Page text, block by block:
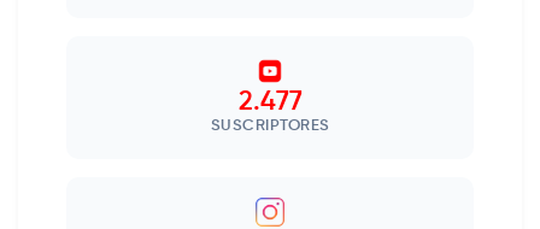
2.477
SUSCRIPTORES